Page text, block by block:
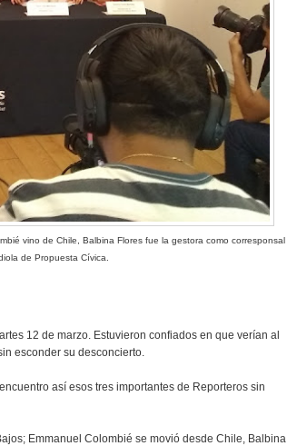
vino de Chile, Balbina Floresfue la gestora como corresponsal
de Propuesta Cívica.
12 de marzo. Estuvieron confiados en que verían al
esconder su desconcierto.
así esos tres importantes de Reporteros sin
Emmanuel Colombié se movió desde Chile, Balbina